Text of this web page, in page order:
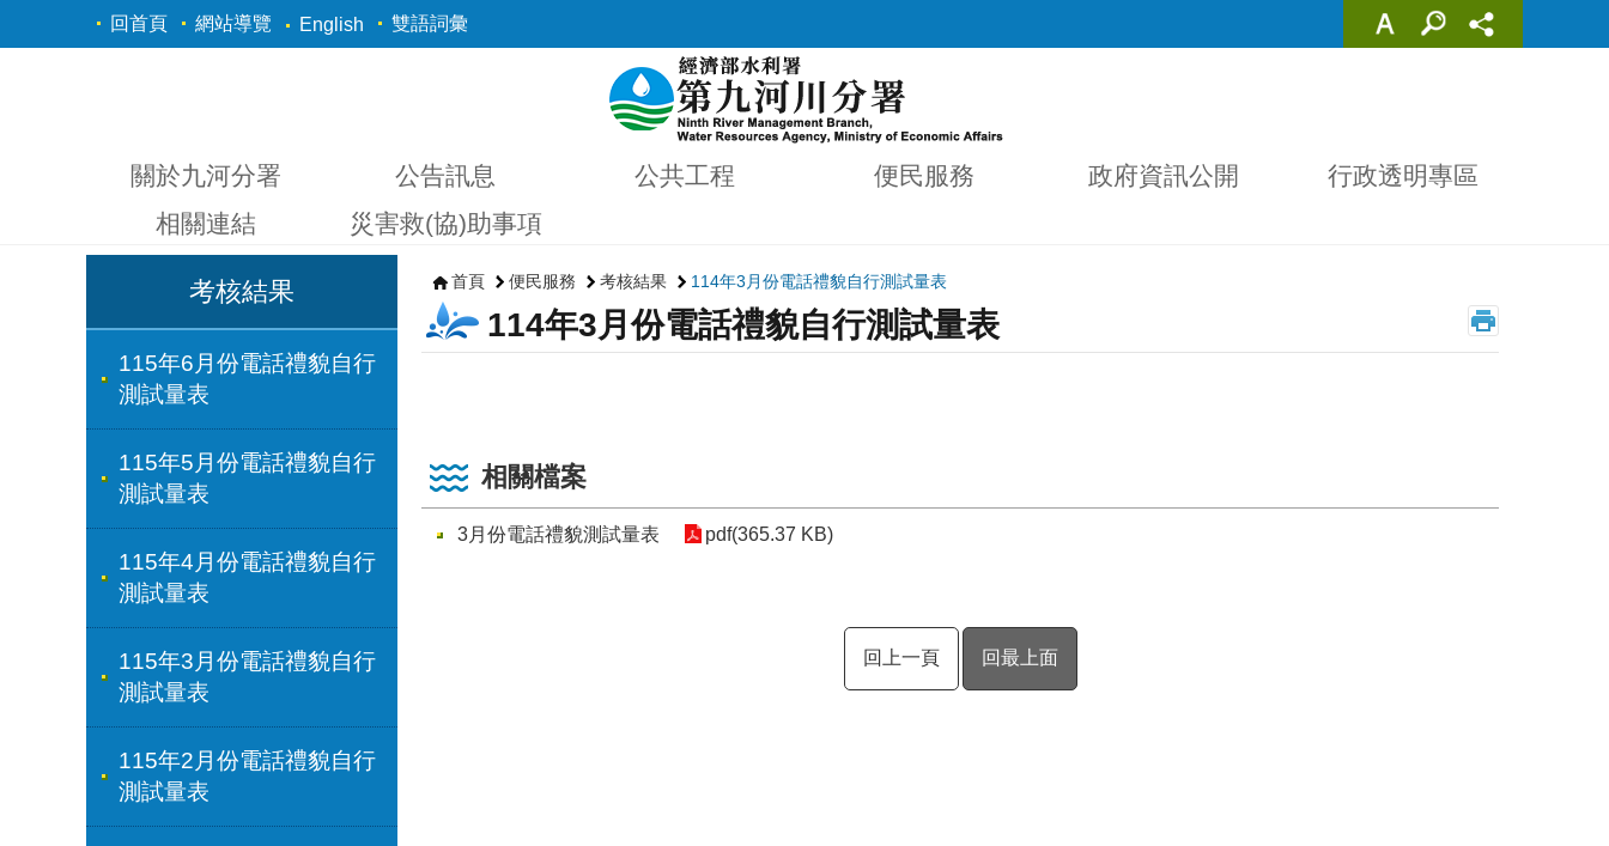
跳到主要內容區塊
回首頁 網站導覽 English 雙語詞彙
關於九河分署 公告訊息 公共工程 便民服務 政府資訊公開
行政透明專區
相關連結
災害救(協)助事項
考核結果
115年6月份電話禮貌自行
測試量表
115年5月份電話禮貌自行
測試量表
115年4月份電話禮貌自行
測試量表
115年3月份電話禮貌自行
測試量表
115年2月份電話禮貌自行
測試量表
首頁 便民服務 考核結果 114年3月份電話禮貌自行測試量表
114年3月份電話禮貌自行測試量表
相關檔案
3月份電話禮貌測試量表 pdf(365.37 KB)
回上一頁 回最上面